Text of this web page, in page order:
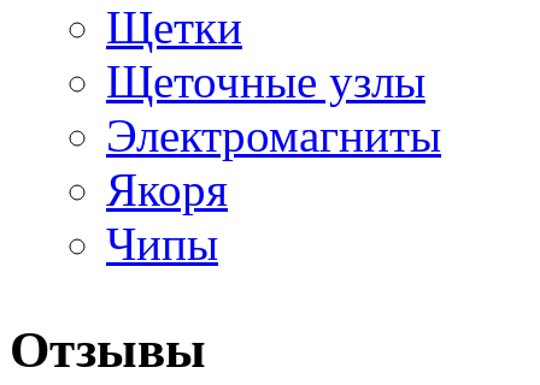
Щетки
Щеточные узлы
Электромагниты
Якоря
Чипы
Отзывы